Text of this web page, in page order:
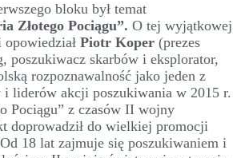
bloku był temat
Złotego Pociągu”. O tej wyjątkowej
Piotr Koper (prezes
poszukiwacz skarbów i eksplorator,
rozpoznawalność jako jeden z
i liderów akcji poszukiwania w 2015 r.
Pociągu” z czasów II wojny
doprowadził do wielkiej promocji
18 lat zajmuje się poszukiwaniem i